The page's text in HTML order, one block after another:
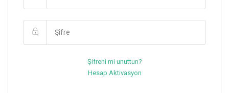
Şifreni mi unuttun?
Hesap Aktivasyon